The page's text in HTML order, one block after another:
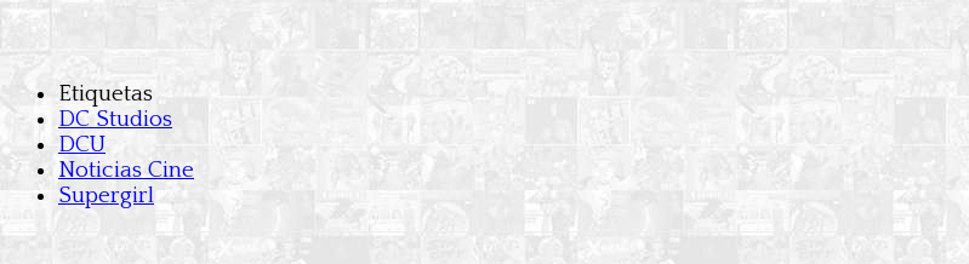
Etiquetas
DC Studios
DCU
Noticias Cine
Supergirl